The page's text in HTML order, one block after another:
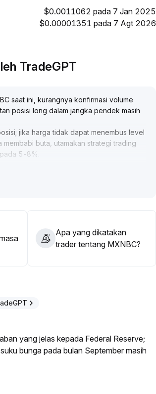
$0.0011062 pada 7 Jan 2025
$0.00001351 pada 7 Agt 2026
TradeGPT
saat ini, kurangnya konfirmasi volume
posisi long dalam jangka pendek masih
jika harga tidak dapat menembus level
buta, utamakan strategi trading
5-8%
dan tren pasar menjadi lebih jelas sebelum
Apa yang dikatakan
trader tentang MXNBC?
yang jelas kepada Federal Reserve;
bunga pada bulan September masih